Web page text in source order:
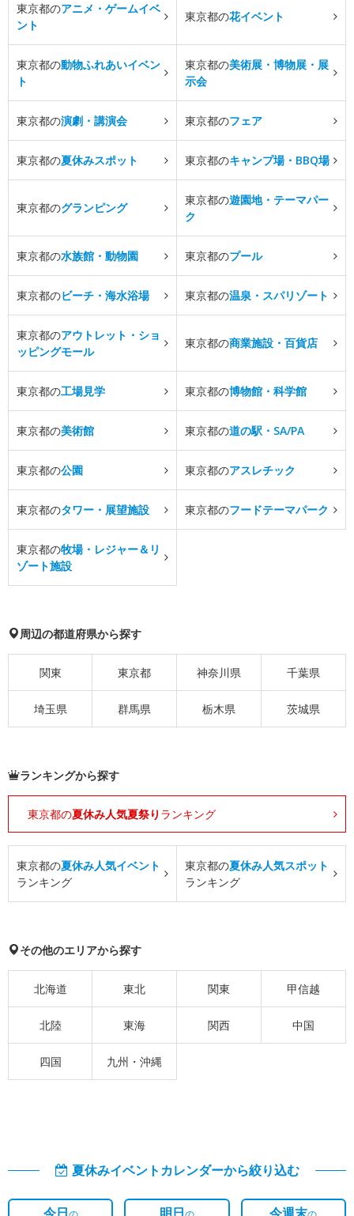
東京都のアニメ・ゲームイベ
ント
東京都の花イベント
東京都の動物ふれあいイベン
ト
東京都の美術展・博物展・展
示会
東京都の演劇・講演会 東京都のフェア
東京都の夏休みスポット 東京都のキャンプ場・BBQ場
東京都のグランピング
東京都の遊園地・テーマパー
ク
東京都の水族館・動物園 東京都のプール
東京都のビーチ・海水浴場 東京都の温泉・スパリゾート
東京都のアウトレット・ショ
ッピングモール
東京都の商業施設・百貨店
東京都の工場見学 東京都の博物館・科学館
東京都の美術館 東京都の道の駅・SA/PA
東京都の公園 東京都のアスレチック
東京都のタワー・展望施設 東京都のフードテーマパーク
東京都の牧場・レジャー＆リ
ゾート施設
周辺の都道府県から探す
関東 東京都 神奈川県 千葉県
埼玉県 群馬県 栃木県 茨城県
ランキングから探す
東京都の夏休み人気夏祭り ランキング
東京都の夏休み人気イベント
ランキング
東京都の夏休み人気スポット
ランキング
その他のエリアから探す
北海道 東北 関東 甲信越
北陸 東海 関西 中国
四国 九州・沖縄
夏休みイベントカレンダーから絞り込む